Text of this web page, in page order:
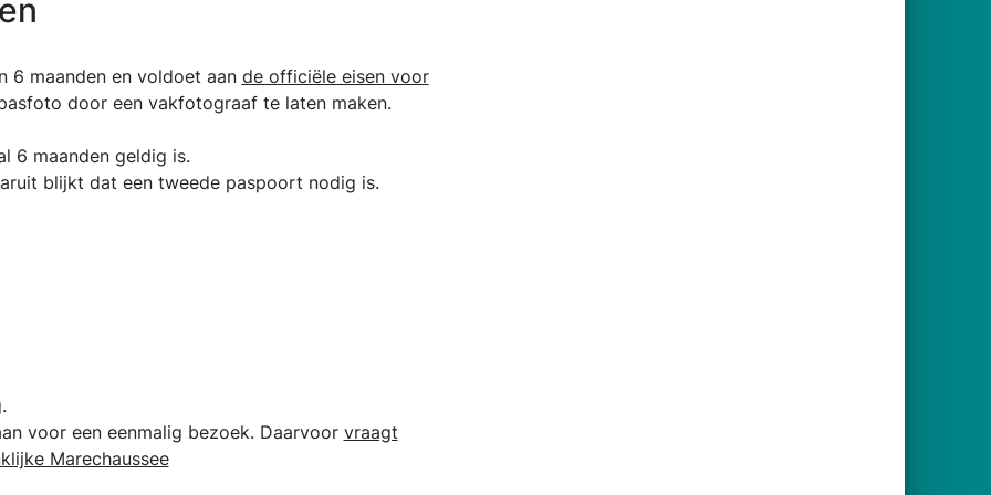
6 maanden en voldoet aan de officiële eisen voor
door een vakfotograaf te laten maken.
6 maanden geldig is.
blijkt dat een tweede paspoort nodig is.
voor een eenmalig bezoek. Daarvoor vraagt
Marechaussee